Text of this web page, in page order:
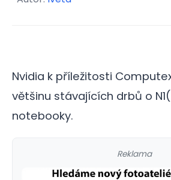
Nvidia k příležitosti
většinu stávajících drbů o
notebooky.
Reklama